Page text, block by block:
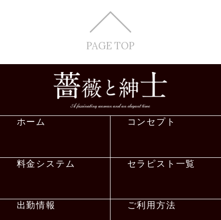
PAGE TOP
ホーム コンセプト
料金システム セラピスト一覧
出勤情報 ご利用方法